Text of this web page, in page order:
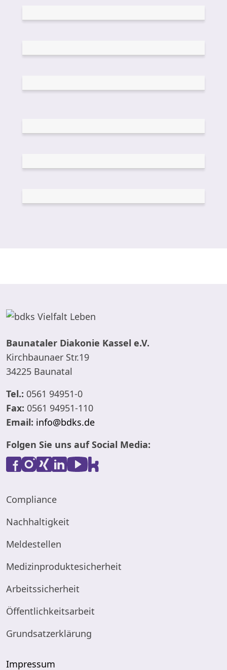
Baunataler Diakonie Kassel e.V.
Kirchbaunaer Str.19
34225 Baunatal
Tel.: 0561 94951-0
Fax: 0561 94951-110
Email: info@bdks.de
Folgen Sie uns auf Social Media:
Compliance
Nachhaltigkeit
Meldestellen
Medizinproduktesicherheit
Arbeitssicherheit
Öffentlichkeitsarbeit
Grundsatzerklärung
Impressum